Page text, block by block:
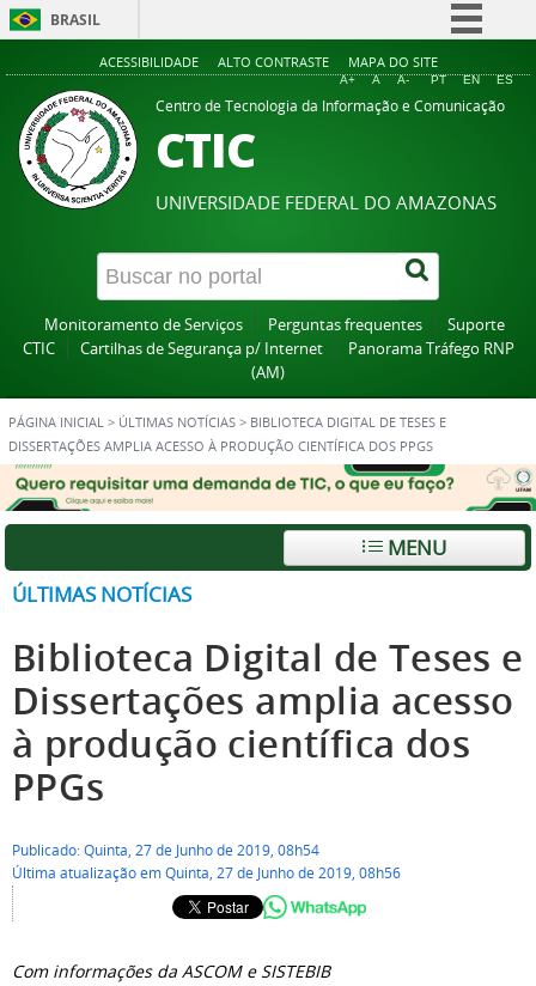
BRASIL
Simplifique!
Comunica BR
Legislação
Canais
ACESSIBILIDADE ALTO CONTRASTE MAPA DO SITE
A+ A A- PT EN ES
Centro de Tecnologia da Informação e Comunicação
CTIC
UNIVERSIDADE FEDERAL DO AMAZONAS
Monitoramento de Serviços Perguntas frequentes
Suporte
CTIC
Cartilhas de Segurança p/ Internet
Panorama Tráfego RNP
(AM)
PÁGINA INICIAL > ÚLTIMAS NOTÍCIAS > BIBLIOTECA DIGITAL DE TESES E
DISSERTAÇÕES AMPLIA ACESSO À PRODUÇÃO CIENTÍFICA DOS PPGS
MENU
ÚLTIMAS NOTÍCIAS
Biblioteca Digital de Teses e
Dissertações amplia acesso
à produção científica dos
PPGs
Publicado: Quinta, 27 de Junho de 2019, 08h54
Última atualização em Quinta, 27 de Junho de 2019, 08h56
Com informações da ASCOM e SISTEBIB